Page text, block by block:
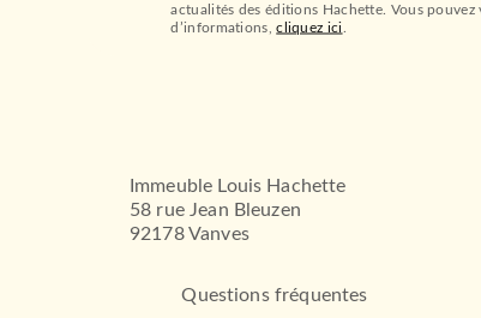
actualités des éditions Hachette. Vous
d’informations,cliquez ici
Immeuble Louis Hachette
58 rue Jean Bleuzen
92178 Vanves
Questions fréquentes